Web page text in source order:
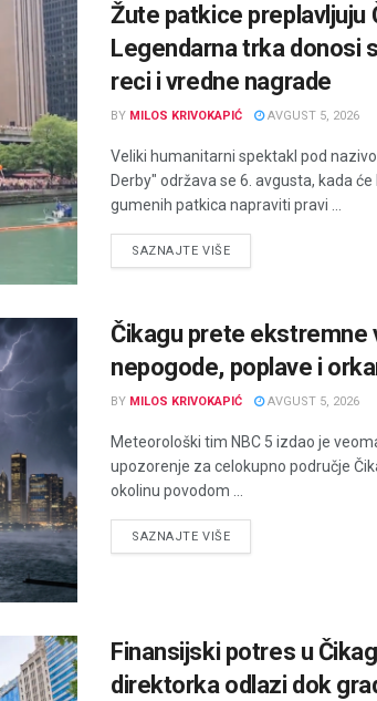
Žute patkice preplavljuju
Legendarna trka donosi
reci i vredne nagrade
BY MILOS KRIVOKAPIĆ AVGUST 5, 2026
Veliki humanitarni spektakl pod
Derby" održava se 6. avgusta, kada
gumenih patkica napraviti pravi ...
SAZNAJTE VIŠEDETAILS
Čikagu prete ekstremne
nepogode, poplave i
BY MILOS KRIVOKAPIĆ AVGUST 5, 2026
Meteorološki tim NBC 5 izdao je
upozorenje za celokupno područje
okolinu povodom ...
SAZNAJTE VIŠEDETAILS
Finansijski potres u
direktorka odlazi dok